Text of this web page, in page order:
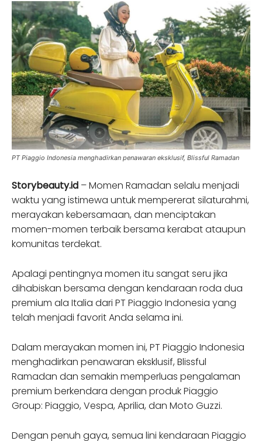
PT Piaggio Indonesia menghadirkan penawaran eksklusif, Blissful Ramadan
Storybeauty.id – Momen Ramadan selalu menjadi
waktu yang istimewa untuk mempererat silaturahmi,
merayakan kebersamaan, dan menciptakan
momen-momen terbaik bersama kerabat ataupun
komunitas terdekat.
Apalagi pentingnya momen itu sangat seru jika
dihabiskan bersama dengan kendaraan roda dua
premium ala Italia dari PT Piaggio Indonesia yang
telah menjadi favorit Anda selama ini.
Dalam merayakan momen ini, PT Piaggio Indonesia
menghadirkan penawaran eksklusif, Blissful
Ramadan dan semakin memperluas pengalaman
premium berkendara dengan produk Piaggio
Group: Piaggio, Vespa, Aprilia, dan Moto Guzzi.
Dengan penuh gaya, semua lini kendaraan Piaggio